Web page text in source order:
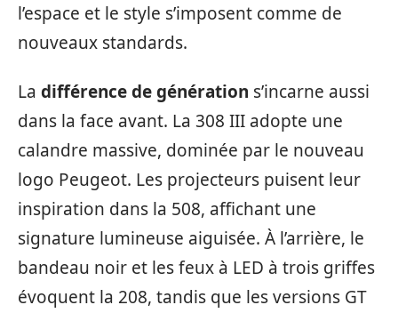
l’espace et le style s’imposent comme de
nouveaux standards.
La différence de génération s’incarne aussi
dans la face avant. La 308 III adopte une
calandre massive, dominée par le nouveau
logo Peugeot. Les projecteurs puisent leur
inspiration dans la 508, affichant une
signature lumineuse aiguisée. À l’arrière, le
bandeau noir et les feux à LED à trois griffes
évoquent la 208, tandis que les versions GT